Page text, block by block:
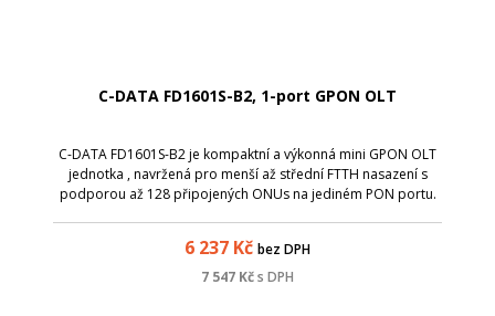
C-DATA FD1601S-B2, 1-port GPON OLT
C-DATA FD1601S-B2 je kompaktní a výkonná mini GPON OLT
jednotka , navržená pro menší až střední FTTH nasazení s
podporou až 128 připojených ONUs na jediném PON portu.
6 237 Kč bez DPH
7 547 Kčs DPH